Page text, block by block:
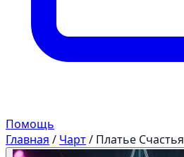
Помощь
Главная / Чарт/ Платье Счастья